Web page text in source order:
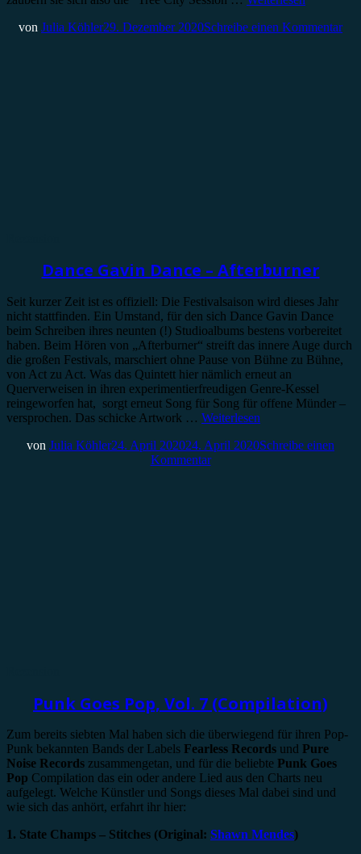
von Julia Köhler29. Dezember 2020Schreibe einen Kommentar
Dance Gavin Dance – Afterburner
Seit kurzer Zeit ist es offiziell: Die Festivalsaison wird dieses Jahr
nicht stattfinden. Ein Umstand, für den sich Dance Gavin Dance
beim Schreiben ihres neunten (!) Studioalbums bestens vorbereitet
haben. Beim Hören von „Afterburner“ streift das innere Auge durch
die großen Festivals, marschiert ohne Pause von Bühne zu Bühne,
von Act zu Act. Was das Quintett hier nämlich erneut an
Querverweisen in ihren experimentierfreudigen Genre-Kessel
reingeworfen hat, sorgt erneut Song für Song für offene Münder –
versprochen. Das schicke Artwork … Weiterlesen
von Julia Köhler24. April 202024. April 2020Schreibe einen
Kommentar
Punk Goes Pop, Vol. 7 (Compilation)
Zum bereits siebten Mal haben sich die überwiegend für ihren Pop-
Punk bekannten Bands der Labels Fearless Records und Pure
Noise Records zusammengetan, und für die beliebte Punk Goes
Pop Compilation das ein oder andere Lied aus den Charts neu
aufgelegt. Welche Künstler und Songs dieses Mal dabei sind und
wie sich das anhört, erfahrt ihr hier:
1. State Champs – Stitches (Original: Shawn Mendes)